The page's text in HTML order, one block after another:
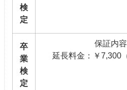
検
定
卒
業
検
定
保証内
延長料金：￥7,300